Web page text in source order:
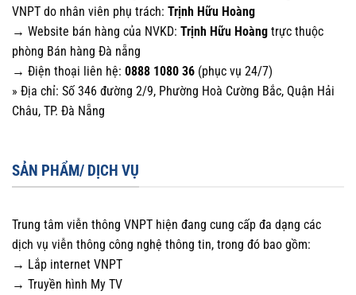
VNPT do nhân viên phụ trách: Trịnh Hữu Hoàng
→ Website bán hàng của NVKD: Trịnh Hữu Hoàng trực thuộc
phòng Bán hàng Đà nẵng
→ Điện thoại liên hệ: 0888 1080 36 (phục vụ 24/7)
» Địa chỉ: Số 346 đường 2/9, Phường Hoà Cường Bắc, Quận Hải
Châu, TP. Đà Nẵng
SẢN PHẨM/ DỊCH VỤ
Trung tâm viễn thông VNPT hiện đang cung cấp đa dạng các
dịch vụ viễn thông công nghệ thông tin, trong đó bao gồm:
→ Lắp internet VNPT
→ Truyền hình My TV